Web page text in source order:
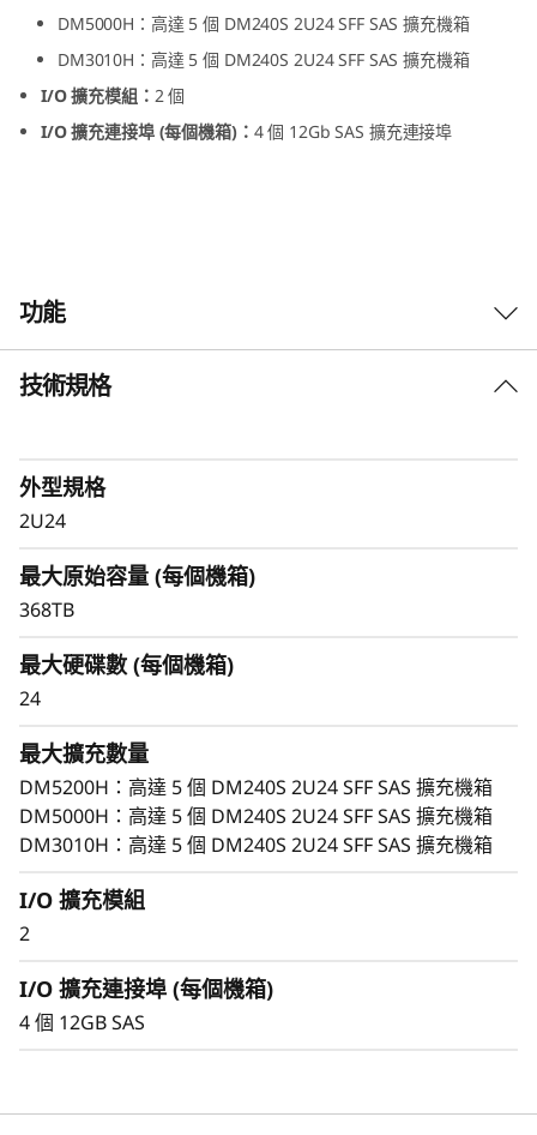
F
S
S
D
擴
充
機
箱
DM5000H：高達 5 個 DM240S 2U24 SFF SAS 擴充機箱
DM3010H：高達 5 個 DM240S 2U24 SFF SAS 擴充機箱
I/O 擴充模組： 2 個
I/O 擴充連接埠 (每個機箱)： 4 個 12Gb SAS 擴充連接埠
功能
ThinkSystem DM240S 2U24 SFF SAS SSD
DM 系列全快閃和混合儲存陣列結合密集且可靠的
儲存容量。
以小巧 2U 設計提供流暢的效能、輕鬆管理方法與
企業級靈活性。
技術規格
外型規格
2U24
最大原始容量 (每個機箱)
368TB
最大硬碟數 (每個機箱)
24
最大擴充數量
DM5200H：高達 5 個 DM240S 2U24 SFF SAS 擴充機箱
DM5000H：高達 5 個 DM240S 2U24 SFF SAS 擴充機箱
DM3010H：高達 5 個 DM240S 2U24 SFF SAS 擴充機箱
I/O 擴充模組
2
I/O 擴充連接埠 (每個機箱)
4 個 12GB SAS